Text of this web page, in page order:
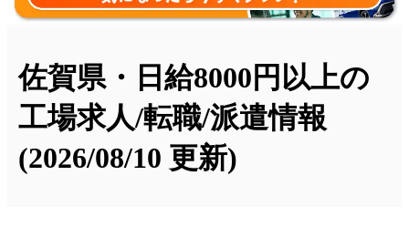
佐賀県・日給8000円以上の
工場求人/転職/派遣情報
(2026/08/10 更新)